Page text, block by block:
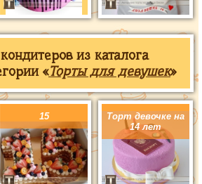
из каталога
«Торты для девушек»
15
Торт девочке на
14 лет